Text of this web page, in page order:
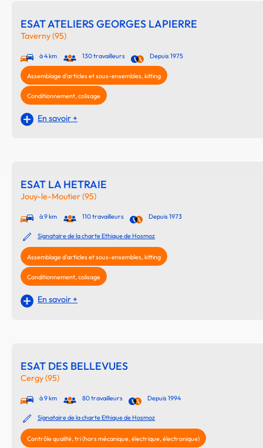
ESAT ATELIERS GEORGES LAPIERRE
Taverny (95)
à 4 km 130 travailleurs Depuis 1975
Assemblage d'articles et sous-ensembles, kitting
Conditionnement, colisage
En savoir +
ESAT LA HETRAIE
Jouy-le-Moutier (95)
à 9 km 110 travailleurs Depuis 1973
Signataire de la charte Ethique de Hosmoz
Assemblage d'articles et sous-ensembles, kitting
Conditionnement, colisage
En savoir +
ESAT DES BELLEVUES
Cergy (95)
à 9 km 80 travailleurs Depuis 1994
Signataire de la charte Ethique de Hosmoz
Contrôle qualité, tri (hors mécanique, électrique, électronique)